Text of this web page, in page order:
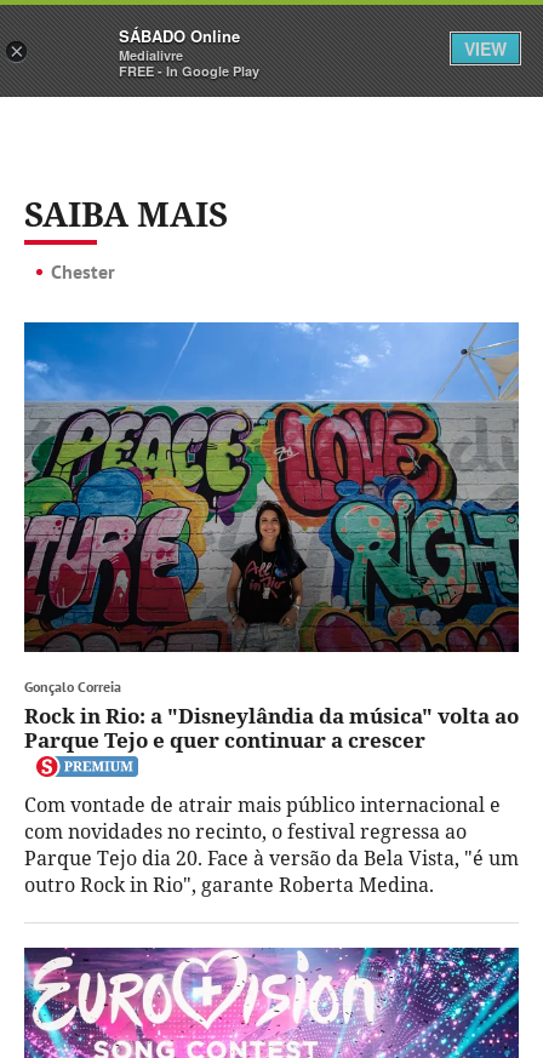
Sábado Assine Iniciar Sessão
SAIBA MAIS
Chester
Gonçalo Correia
Rock in Rio: a "Disneylândia da música" volta ao
Parque Tejo e quer continuar a crescer
Com vontade de atrair mais público internacional e
com novidades no recinto, o festival regressa ao
Parque Tejo dia 20. Face à versão da Bela Vista, "é um
outro Rock in Rio", garante Roberta Medina.
×
SÁBADO Online
Medialivre
FREE - In Google Play
VIEW